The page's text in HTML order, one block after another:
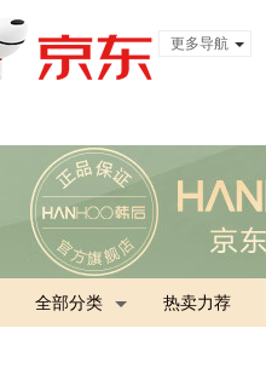
更多导航
全部分类 热卖力荐